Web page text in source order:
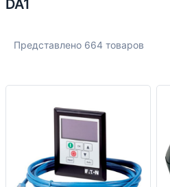
DA1
Представлено 664 товаров